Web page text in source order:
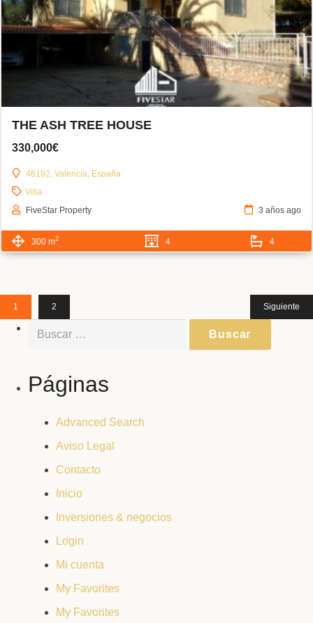
THE ASH TREE HOUSE
330,000€
46192, Valencia, España
Villa
FiveStar Property
3 años ago
300 m2 4 4
1 2 Siguiente
Buscar:
Páginas
Advanced Search
Aviso Legal
Contacto
Inicio
Inversiones & negocios
Login
Mi cuenta
My Favorites
My Favorites